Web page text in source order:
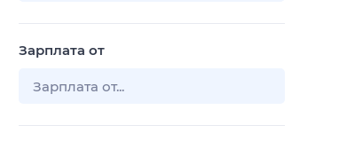
Зарплата от